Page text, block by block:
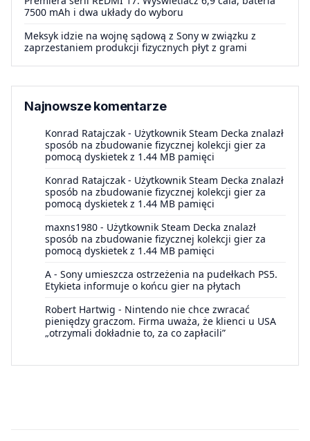
7500 mAh i dwa układy do wyboru
Meksyk idzie na wojnę sądową z Sony w związku z
zaprzestaniem produkcji fizycznych płyt z grami
Najnowsze komentarze
Konrad Ratajczak - Użytkownik Steam Decka znalazł
sposób na zbudowanie fizycznej kolekcji gier za
pomocą dyskietek z 1.44 MB pamięci
Konrad Ratajczak - Użytkownik Steam Decka znalazł
sposób na zbudowanie fizycznej kolekcji gier za
pomocą dyskietek z 1.44 MB pamięci
maxns1980 - Użytkownik Steam Decka znalazł
sposób na zbudowanie fizycznej kolekcji gier za
pomocą dyskietek z 1.44 MB pamięci
A - Sony umieszcza ostrzeżenia na pudełkach PS5.
Etykieta informuje o końcu gier na płytach
Robert Hartwig - Nintendo nie chce zwracać
pieniędzy graczom. Firma uważa, że klienci u USA
„otrzymali dokładnie to, za co zapłacili”